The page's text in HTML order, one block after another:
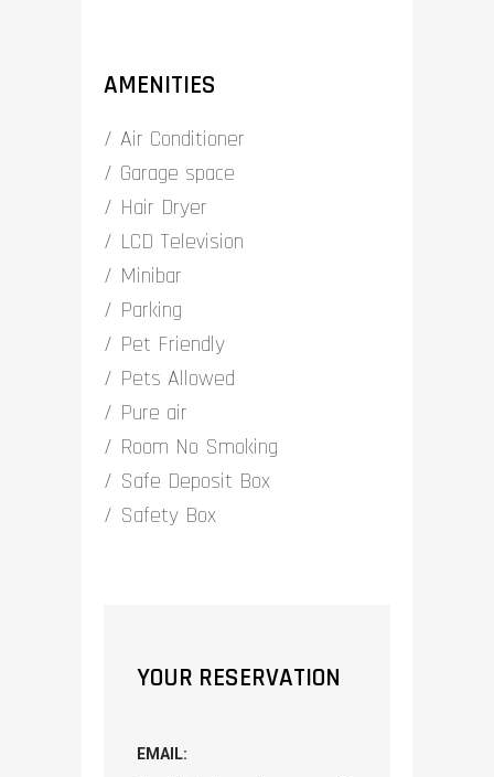
AMENITIES
Air Conditioner
Garage space
Hair Dryer
LCD Television
Minibar
Parking
Pet Friendly
Pets Allowed
Pure air
Room No Smoking
Safe Deposit Box
Safety Box
YOUR RESERVATION
EMAIL: